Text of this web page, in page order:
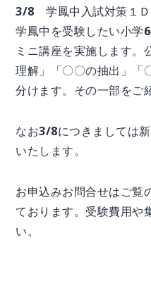
3/8 学鳳中入試対策１Ｄ
学鳳中を受験したい小学
ミニ講座を実施します。
理解」「〇〇の抽出」「
分けます。その一部をご
なお3/8につきましては
いたします。
お申込みお問合せはご覧
ております。受験費用や
い。